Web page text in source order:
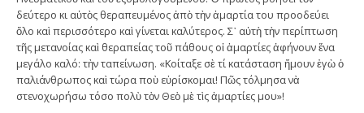
δεύτερο κι αὐτὸς θεραπευμένος ἀπὸ τὴν ἁμαρτία του προοδεύει
ὅλο καὶ περισσότερο καὶ γίνεται καλύτερος. Σ᾿ αὐτὴ τὴν περίπτωση
τῆς μετανοίας καὶ θεραπείας τοῦ πάθους οἱ ἁμαρτίες ἀφήνουν ἕνα
μεγάλο καλό: τὴν ταπείνωση. «Κοίταξε σὲ τί κατάσταση ἤμουν ἐγὼ ὁ
παλιάνθρωπος καὶ τώρα ποὺ εὑρίσκομαι! Πῶς τόλμησα νὰ
στενοχωρήσω τόσο πολὺ τὸν Θεὸ μὲ τὶς ἁμαρτίες μου»!